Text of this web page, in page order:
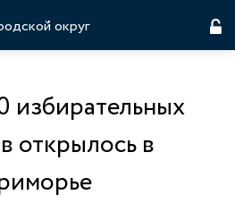
округ
избирательных
открылось в